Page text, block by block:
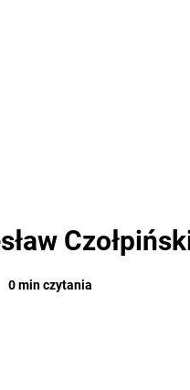
0 min czytania